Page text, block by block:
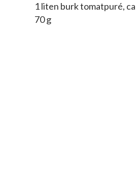
1 liten burk tomatpuré, ca
70 g